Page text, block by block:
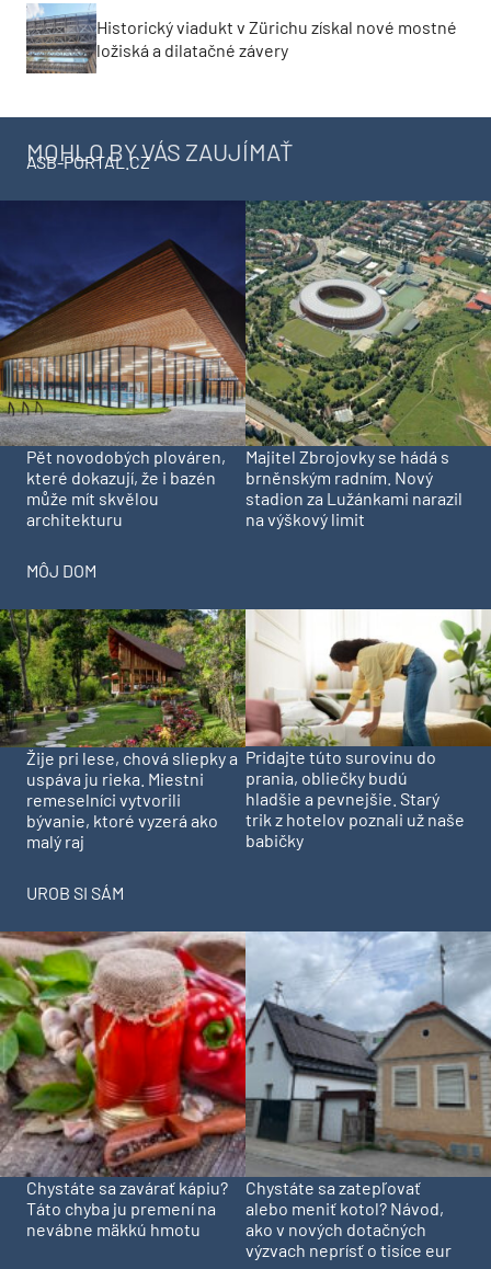
Historický viadukt v Zürichu získal nové mostné
ložiská a dilatačné závery
MOHLO BY VÁS ZAUJÍMAŤ
ASB-PORTAL.CZ
Pět novodobých plováren,
které dokazují, že i bazén
může mít skvělou
architekturu
Majitel Zbrojovky se hádá s
brněnským radním. Nový
stadion za Lužánkami narazil
na výškový limit
MÔJ DOM
Žije pri lese, chová sliepky a
uspáva ju rieka. Miestni
remeselníci vytvorili
bývanie, ktoré vyzerá ako
malý raj
Pridajte túto surovinu do
prania, obliečky budú
hladšie a pevnejšie. Starý
trik z hotelov poznali už naše
babičky
UROB SI SÁM
Chystáte sa zavárať kápiu?
Táto chyba ju premení na
nevábne mäkkú hmotu
Chystáte sa zatepľovať
alebo meniť kotol? Návod,
ako v nových dotačných
výzvach neprísť o tisíce eur